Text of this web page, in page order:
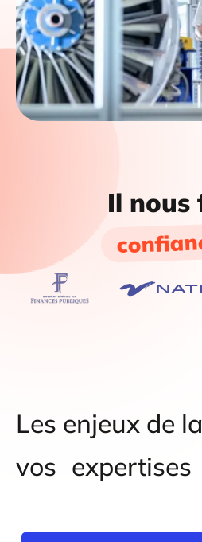
Il nous
Les enjeux de
vos expertises